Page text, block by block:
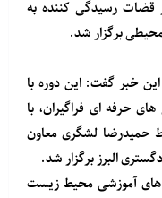
قضات رسیدگی کننده به
برگزار شد.
خبر گفت: این دوره با
حرفه ای فراگیران، با
حمیدرضا لشگری معاون
های آموزشی محیط زیست